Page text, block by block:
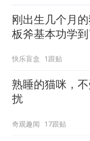
刚出生几个月
板斧基本功学
快乐盲盒 1跟贴
熟睡的猫咪，
扰
奇观趣闻 17跟贴